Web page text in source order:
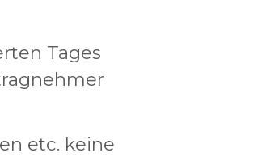
Tages
etc. keine